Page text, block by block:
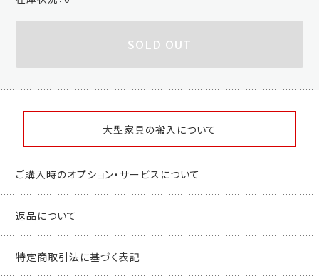
SOLD OUT
大型家具の搬入について
ご購入時のオプション・サービスについて
返品について
特定商取引法に基づく表記